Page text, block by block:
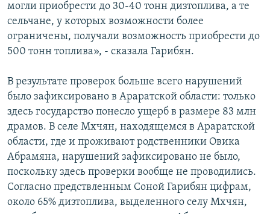
могли приобрести до 30-40 тонн дизтоплива, а те
сельчане, у которых возможности более
ограничены, получали возможность приобрести до
500 тонн топлива», - сказала Гарибян.
В результате проверок больше всего нарушений
было зафиксировано в Араратской области: только
здесь государство понесло ущерб в размере 83 млн
драмов. В селе Мхчян, находящемся в Араратской
области, где и проживают родственники Овика
Абрамяна, нарушений зафиксировано не было,
поскольку здесь проверки вообще не проводились.
Согласно предствленным Соной Гарибян цифрам,
около 65% дизтоплива, выделенного селу Мхчян,